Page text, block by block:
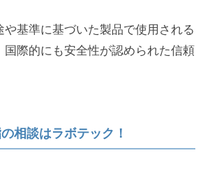
や基準に基づいた製品で使用される
国際的にも安全性が認められた信頼
相談はラボテック！